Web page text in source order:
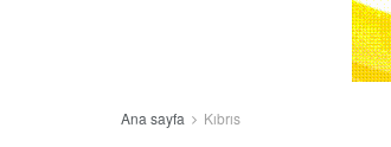
Ana sayfa Kıbrıs